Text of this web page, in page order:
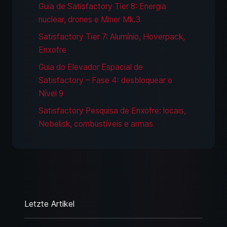
Guia de Satisfactory Tier 8: Energia
nuclear, drones e Miner Mk.3
Satisfactory Tier 7: Alumínio, Hoverpack,
Enxofre
Guia do Elevador Espacial de
Satisfactory – Fase 4: desbloquear o
Nível 9
Satisfactory Pesquisa de Enxofre: locais,
Nobelisk, combustíveis e armas
Letzte Artikel